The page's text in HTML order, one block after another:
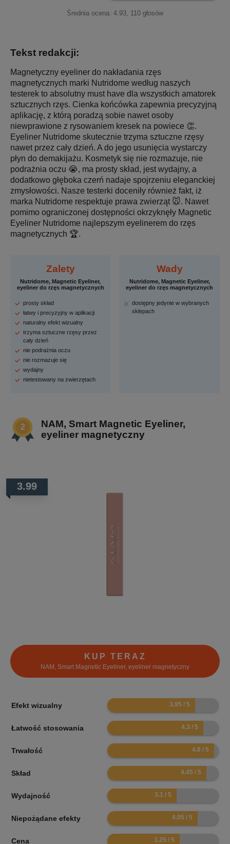
Średnia ocena: 4.93, 110 głosów
Tekst redakcji:
Magnetyczny eyeliner do nakładania rzęs
magnetycznych marki Nutridome według naszych
testerek to absolutny must have dla wszystkich amatorek
sztucznych rzęs. Cienka końcówka zapewnia precyzyjną
aplikację, z którą poradzą sobie nawet osoby
niewprawione z rysowaniem kresek na powiece 👏.
Eyeliner Nutridome skutecznie trzyma sztuczne rzęsy
nawet przez cały dzień. A do jego usunięcia wystarczy
płyn do demakijażu. Kosmetyk się nie rozmazuje, nie
podrażnia oczu 😭, ma prosty skład, jest wydajny, a
dodatkowo głęboka czerń nadaje spojrzeniu eleganckiej
zmysłowości. Nasze testerki doceniły również fakt, iż
marka Nutridome respektuje prawa zwierząt 🐭. Nawet
pomimo ograniczonej dostępności okrzyknęły Magnetic
Eyeliner Nutridome najlepszym eyelinerem do rzęs
magnetycznych 🏆.
Zalety
Nutridome, Magnetic Eyeliner,
eyeliner do rzęs magnetycznych
prosty skład
łatwy i precyzyjny w aplikacji
naturalny efekt wizualny
trzyma sztuczne rzęsy przez
cały dzień
nie podrażnia oczu
nie rozmazuje się
wydajny
nietestowany na zwierzętach
Wady
Nutridome, Magnetic Eyeliner,
eyeliner do rzęs magnetycznych
dostępny jedynie w wybranych
sklepach
NAM, Smart Magnetic Eyeliner,
eyeliner magnetyczny
3.99
KUP TERAZ
NAM, Smart Magnetic Eyeliner, eyeliner magnetyczny
Efekt wizualny 7.9
Łatwość stosowania 8.6
Trwałość 9.6
Skład 8.9
Wydajność 6.2
Niepożądane efekty 8.1
Cena 6.5